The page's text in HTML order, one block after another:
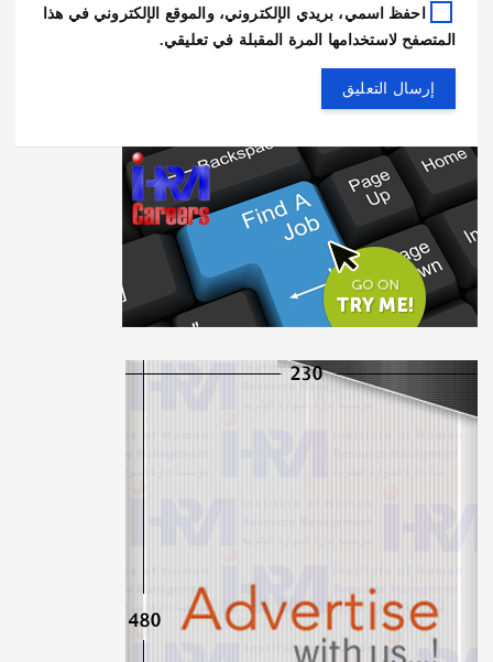
احفظ اسمي، بريدي الإلكتروني، والموقع الإلكتروني في هذا
المتصفح لاستخدامها المرة المقبلة في تعليقي.